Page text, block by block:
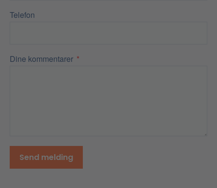
Telefon
Dine kommentarer
Send melding